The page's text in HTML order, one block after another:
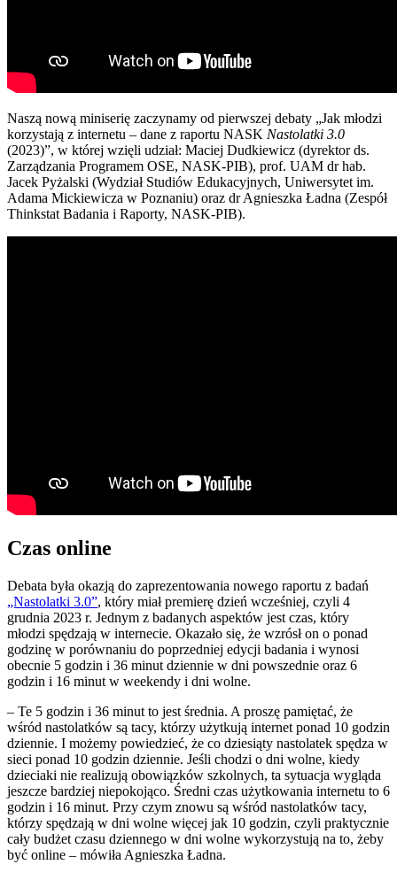
Naszą nową miniserię zaczynamy od pierwszej debaty „Jak młodzi
korzystają z internetu – dane z raportu NASK Nastolatki 3.0
(2023)”, w której wzięli udział: Maciej Dudkiewicz (dyrektor ds.
Zarządzania Programem OSE, NASK-PIB), prof. UAM dr hab.
Jacek Pyżalski (Wydział Studiów Edukacyjnych, Uniwersytet im.
Adama Mickiewicza w Poznaniu) oraz dr Agnieszka Ładna (Zespół
Thinkstat Badania i Raporty, NASK-PIB).
Czas online
Debata była okazją do zaprezentowania nowego raportu z badań
„Nastolatki 3.0”, który miał premierę dzień wcześniej, czyli 4
grudnia 2023 r. Jednym z badanych aspektów jest czas, który
młodzi spędzają w internecie. Okazało się, że wzrósł on o ponad
godzinę w porównaniu do poprzedniej edycji badania i wynosi
obecnie 5 godzin i 36 minut dziennie w dni powszednie oraz 6
godzin i 16 minut w weekendy i dni wolne.
– Te 5 godzin i 36 minut to jest średnia. A proszę pamiętać, że
wśród nastolatków są tacy, którzy użytkują internet ponad 10 godzin
dziennie. I możemy powiedzieć, że co dziesiąty nastolatek spędza w
sieci ponad 10 godzin dziennie. Jeśli chodzi o dni wolne, kiedy
dzieciaki nie realizują obowiązków szkolnych, ta sytuacja wygląda
jeszcze bardziej niepokojąco. Średni czas użytkowania internetu to 6
godzin i 16 minut. Przy czym znowu są wśród nastolatków tacy,
którzy spędzają w dni wolne więcej jak 10 godzin, czyli praktycznie
cały budżet czasu dziennego w dni wolne wykorzystują na to, żeby
być online – mówiła Agnieszka Ładna.